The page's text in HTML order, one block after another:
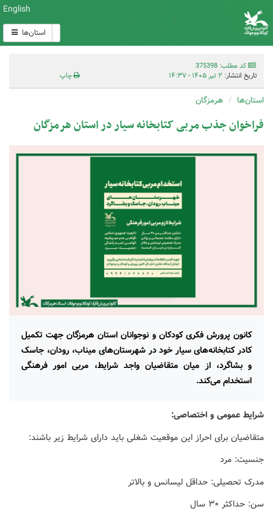
English
استان‌ها
کد مطلب: 375398
تاریخ انتشار: ۲ تیر ۱۴۰۵ - ۱۴:۳۷ چاپ
استان‌ها هرمزگان
فراخوان جذب مربی کتابخانه سیار در استان هرمزگان
کانون پرورش فکری کودکان و نوجوانان استان هرمزگان جهت تکمیل
کادر کتابخانه‌های سیار خود در شهرستان‌های میناب، رودان، جاسک
و بشاگرد، از میان متقاضیان واجد شرایط، مربی امور فرهنگی
استخدام می‌کند.
شرایط عمومی و اختصاصی:
متقاضیان برای احراز این موقعیت شغلی باید دارای شرایط زیر باشند:
جنسیت: مرد
مدرک تحصیلی: حداقل لیسانس و بالاتر
سن: حداکثر ۳۰ سال